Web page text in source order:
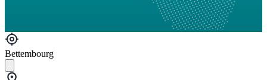
Bettembourg